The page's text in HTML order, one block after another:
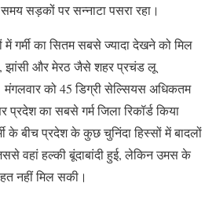
सड़कों पर सन्नाटा पसरा रहा।
गर्मी का सितम सबसे ज्यादा देखने को मिल
झांसी और मेरठ जैसे शहर प्रचंड लू
को 45 डिग्री सेल्सियस अधिकतम
प्रदेश का सबसे गर्म जिला रिकॉर्ड किया
के बीच प्रदेश के कुछ चुनिंदा हिस्सों में बादलों
वहां हल्की बूंदाबांदी हुई, लेकिन उमस के
नहीं मिल सकी।